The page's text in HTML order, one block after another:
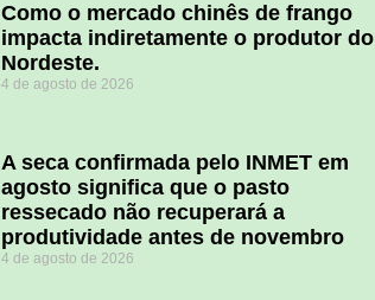
​Como o mercado chinês de frango
impacta indiretamente o produtor do
Nordeste.
4 de agosto de 2026
A seca confirmada pelo INMET em
agosto significa que o pasto
ressecado não recuperará a
produtividade antes de novembro
4 de agosto de 2026